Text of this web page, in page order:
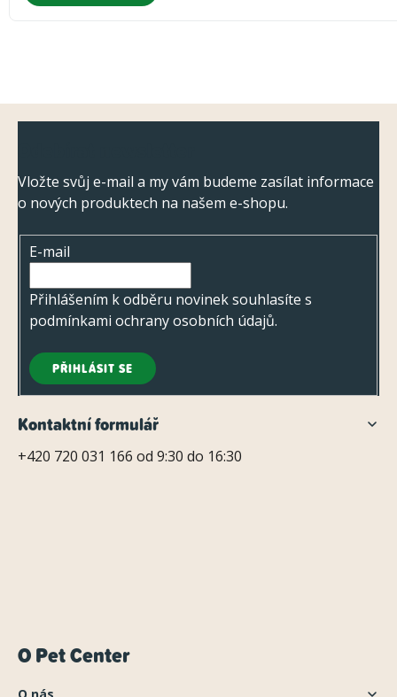
Vložte svůj e-mail a my vám budeme zasílat informace
o nových produktech na našem e-shopu.
E-mail
Přihlášením k odběru novinek souhlasíte s
podmínkami ochrany osobních údajů.
PŘIHLÁSIT SE
Kontaktní formulář
+420 720 031 166 od 9:30 do 16:30
O Pet Center